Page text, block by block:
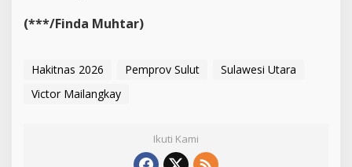
(***/Finda Muhtar)
Hakitnas 2026 Pemprov Sulut
Sulawesi Utara
Victor Mailangkay
Ikuti Kami